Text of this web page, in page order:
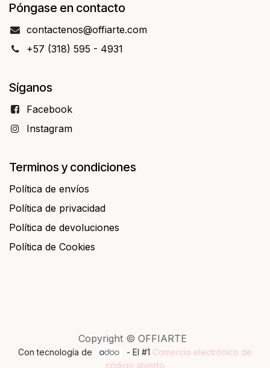
Póngase en contacto
contact​​enos@offiarte.com
+57 (318) 595 - 4931
Síganos
Facebo​​ok
Instagram
Terminos y condiciones
Política de envíos
Política de privacidad
Política de devoluciones
Política de Cookies
Copyright © OFFIARTE
Con tecnología de - El #1 Comercio electrónico de
código abierto